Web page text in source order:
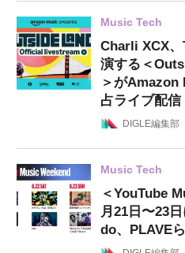
Music Tech
Charli XCX
演する＜
＞が
占ライブ配信
DIGLE編集部
Music Tech
＜YouTube
月21日〜23
do、PLAVE